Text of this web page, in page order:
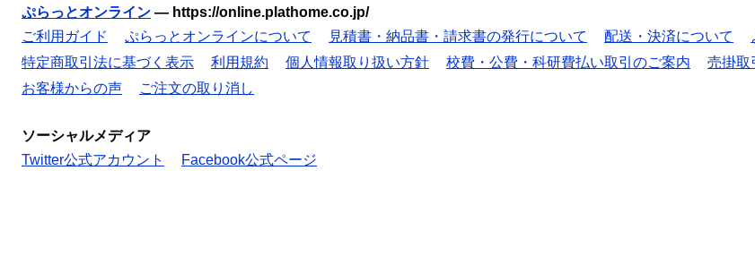
ぷらっとオンライン — https://online.plathome.co.jp/
ご利用ガイド
ぷらっとオンラインについて 見積書・納品書・請求書の発行について 配送・決済について
特定商取引法に基づく表示
利用規約 個人情報取り扱い方針 校費・公費・科研費払い取引のご案内 売掛取
お客様からの声
ご注文の取り消し
ソーシャルメディア
Twitter公式アカウント
Facebook公式ページ